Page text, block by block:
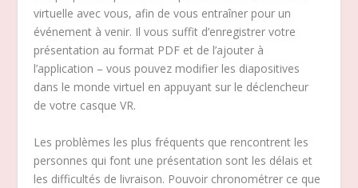
virtuelle avec vous, afin de vous entraîner pour un
événement à venir. Il vous suffit d’enregistrer votre
présentation au format PDF et de l’ajouter à
l’application – vous pouvez modifier les diapositives
dans le monde virtuel en appuyant sur le déclencheur
de votre casque VR.
Les problèmes les plus fréquents que rencontrent les
personnes qui font une présentation sont les délais et
les difficultés de livraison. Pouvoir chronométrer ce que